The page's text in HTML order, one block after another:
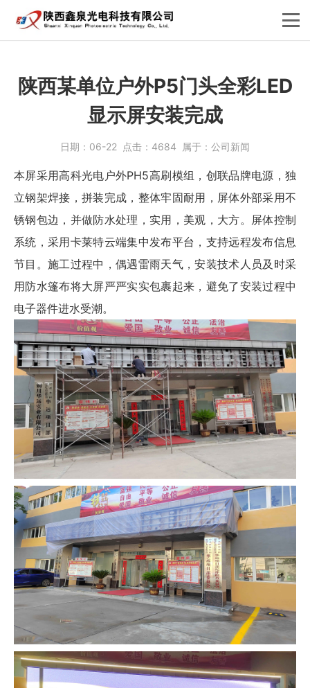
陕西某单位户外P5门头全彩LED
显示屏安装完成
日期： 06-22 点击： 4684 属于： 公司新闻
本屏采用高科光电户外PH5高刷模组，创联品牌电源，独
立钢架焊接，拼装完成，整体牢固耐用，屏体外部采用不
锈钢包边，并做防水处理，实用，美观，大方。屏体控制
系统，采用卡莱特云端集中发布平台，支持远程发布信息
节目。施工过程中，偶遇雷雨天气，安装技术人员及时采
用防水篷布将大屏严严实实包裹起来，避免了安装过程中
电子器件进水受潮。